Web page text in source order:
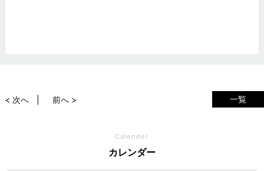
一覧
< 次へ 前へ >
Calender
カレンダー